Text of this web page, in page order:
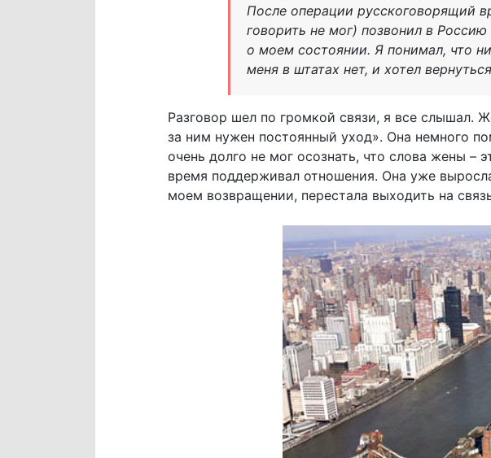
После операции русскоговорящий
говорить не мог) позвонил в
о моем состоянии. Я понимал, что
меня в штатах нет, и хотел
Разговор шел по громкой связи, я все слышал.
за ним нужен постоянный уход». Она немного
очень долго не мог осознать, что слова жены –
время поддерживал отношения. Она уже
моем возвращении, перестала выходить на